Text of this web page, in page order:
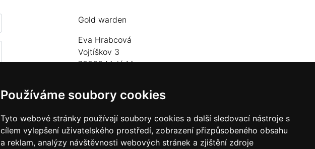
Používáme soubory cookies
Tyto webové stránky používají soubory cookies a další sledovací nástroje s
cílem vylepšení uživatelského prostředí, zobrazení přizpůsobeného obsahu
a reklam, analýzy návštěvnosti webových stránek a zjištění zdroje
Gold warden
Eva Hrabcová
Vojtíškov 3
78833 Malá Morava
goldwarden@gmail.com